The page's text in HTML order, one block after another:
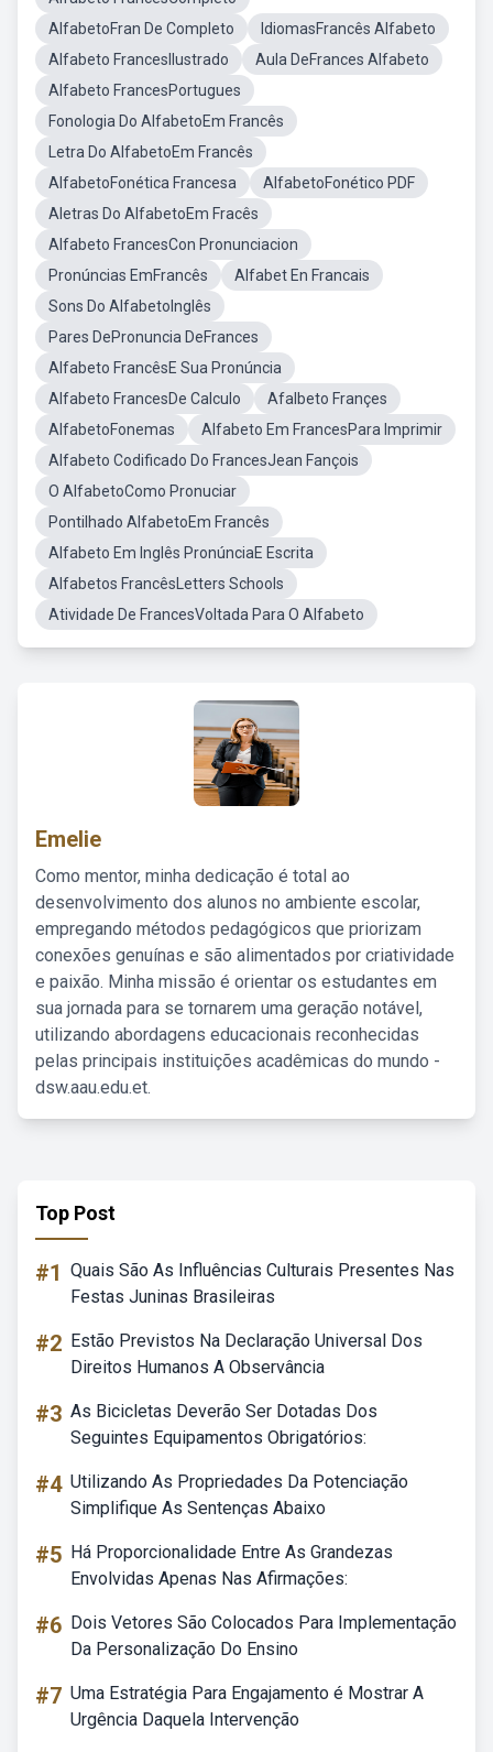
AlfabetoFran De Completo
IdiomasFrancês Alfabeto
Alfabeto FrancesIlustrado
Aula DeFrances Alfabeto
Alfabeto FrancesPortugues
Fonologia Do AlfabetoEm Francês
Letra Do AlfabetoEm Francês
AlfabetoFonética Francesa
AlfabetoFonético PDF
Aletras Do AlfabetoEm Fracês
Alfabeto FrancesCon Pronunciacion
Pronúncias EmFrancês
Alfabet En Francais
Sons Do AlfabetoInglês
Pares DePronuncia DeFrances
Alfabeto FrancêsE Sua Pronúncia
Alfabeto FrancesDe Calculo
Afalbeto Françes
AlfabetoFonemas
Alfabeto Em FrancesPara Imprimir
Alfabeto Codificado Do FrancesJean Fançois
O AlfabetoComo Pronuciar
Pontilhado AlfabetoEm Francês
Alfabeto Em Inglês PronúnciaE Escrita
Alfabetos FrancêsLetters Schools
Atividade De FrancesVoltada Para O Alfabeto
Emelie
Como mentor, minha dedicação é total ao
desenvolvimento dos alunos no ambiente escolar,
empregando métodos pedagógicos que priorizam
conexões genuínas e são alimentados por criatividade
e paixão. Minha missão é orientar os estudantes em
sua jornada para se tornarem uma geração notável,
utilizando abordagens educacionais reconhecidas
pelas principais instituições acadêmicas do mundo -
dsw.aau.edu.et.
Top Post
#1 Quais São As Influências Culturais Presentes Nas
Festas Juninas Brasileiras
#2 Estão Previstos Na Declaração Universal Dos
Direitos Humanos A Observância
#3 As Bicicletas Deverão Ser Dotadas Dos
Seguintes Equipamentos Obrigatórios:
#4 Utilizando As Propriedades Da Potenciação
Simplifique As Sentenças Abaixo
#5 Há Proporcionalidade Entre As Grandezas
Envolvidas Apenas Nas Afirmações:
#6 Dois Vetores São Colocados Para Implementação
Da Personalização Do Ensino
#7 Uma Estratégia Para Engajamento é Mostrar A
Urgência Daquela Intervenção